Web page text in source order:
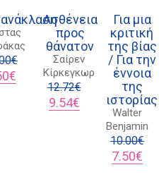
€
€Η
τρέχουσα
Ασθένεια
προς
θάνατον
Σαίρεν
Κίρκεγκωρ
12.72€
Original
price
9.54€Η
τρέχουσα
Για μια
κριτική
της βίας
/ Για την
έννοια
της
ιστορίας
Walter
Benjamin
10.00€
Original
price
7.50€